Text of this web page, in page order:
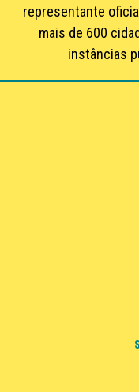
representante
mais de 600
instâncias